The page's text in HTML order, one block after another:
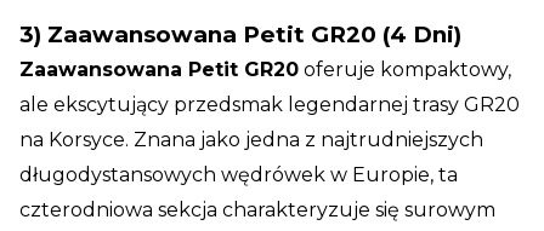
3) Zaawansowana Petit GR20 (4 Dni)
Zaawansowana Petit GR20 oferuje kompaktowy,
ale ekscytujący przedsmak legendarnej trasy GR20
na Korsyce. Znana jako jedna z najtrudniejszych
długodystansowych wędrówek w Europie, ta
czterodniowa sekcja charakteryzuje się surowym